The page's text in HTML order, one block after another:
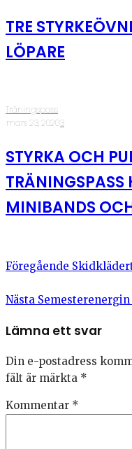
TRE
LÖPARE
Träningspass
·mars 23, 2020·3
STYRKA OCH
MINIBANDS
Föregående
Nästa
Lämna ett svar
Din e-postadress
fält är märkta *
Kommentar *